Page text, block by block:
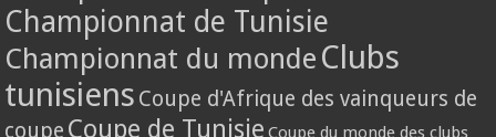
Championnat de Tunisie
Championnat du monde Clubs
tunisiens Coupe d'Afrique des vainqueurs de
coupe Coupe de Tunisie Coupe du monde des clubs